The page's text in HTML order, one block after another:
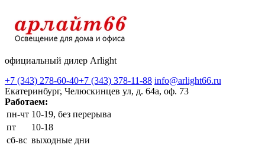
официальный дилер Arlight
+7 (343) 278-60-40+7 (343) 378-11-88 info@arlight66.ru
Екатеринбург, Челюскинцев ул, д. 64а, оф. 73
Работаем:
пн-чт 10-19, без перерыва
пт
10-18
сб-вс выходные дни